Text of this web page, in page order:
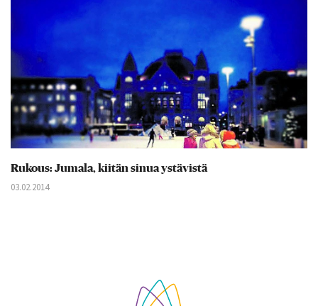
Rukous: Jumala, kiitän sinua ystävistä
03.02.2014